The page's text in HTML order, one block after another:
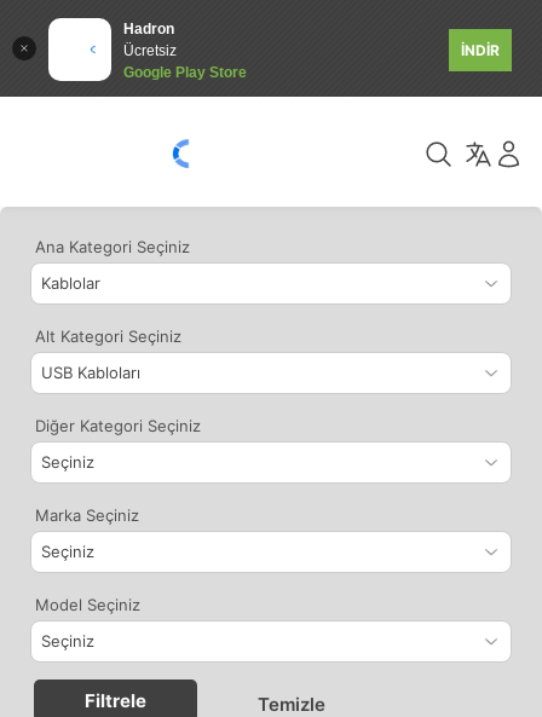
Hadron
Ücretsiz
Google Play Store
İNDİR
Ana Kategori Seçiniz
Alt Kategori Seçiniz
Diğer Kategori Seçiniz
Marka Seçiniz
Model Seçiniz
Filtrele Temizle